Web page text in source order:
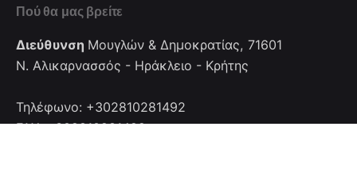
Πού θα μας βρείτε
Διεύθυνση Μουγλών & Δημοκρατίας, 71601
Ν. Αλικαρνασσός - Ηράκλειο - Κρήτης
Τηλέφωνο: +302810281492
FAX: +302810281492